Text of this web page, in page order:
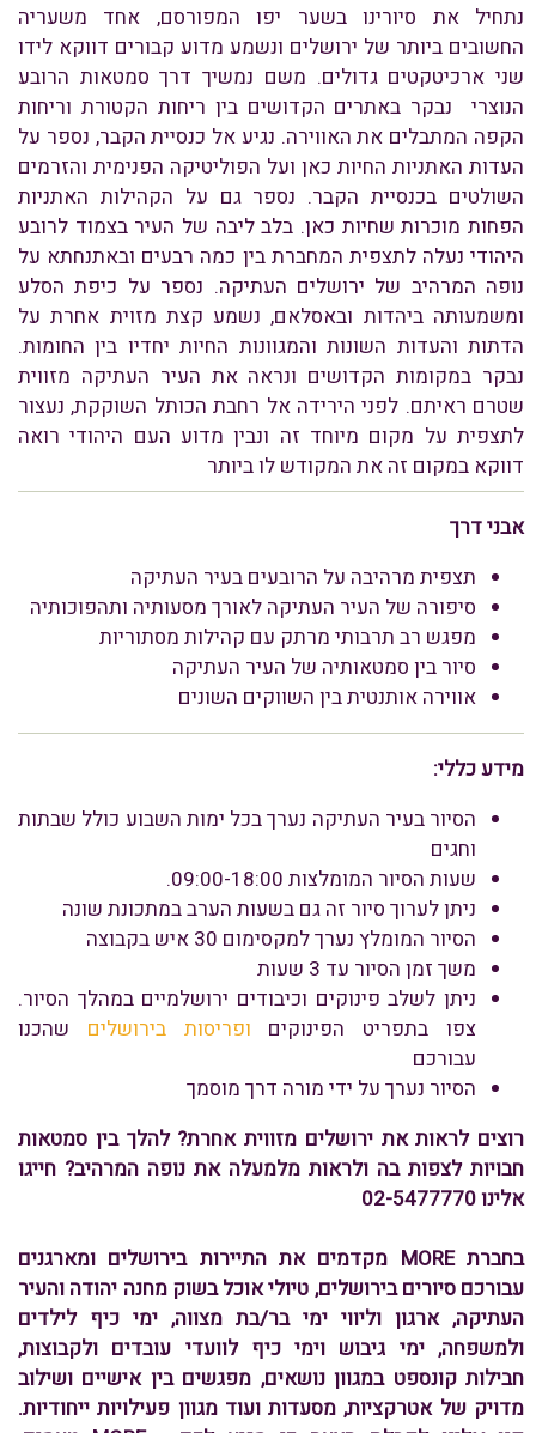
נתחיל את סיורינו בשער יפו המפורסם, אחד משעריה
החשובים ביותר של ירושלים ונשמע מדוע קבורים דווקא לידו
שני ארכיטקטים גדולים. משם נמשיך דרך סמטאות הרובע
הנוצרי נבקר באתרים הקדושים בין ריחות הקטורת וריחות
הקפה המתבלים את האווירה. נגיע אל כנסיית הקבר, נספר על
העדות האתניות החיות כאן ועל הפוליטיקה הפנימית והזרמים
השולטים בכנסיית הקבר. נספר גם על הקהילות האתניות
הפחות מוכרות שחיות כאן. בלב ליבה של העיר בצמוד לרובע
היהודי נעלה לתצפית המחברת בין כמה רבעים ובאתנחתא על
נופה המרהיב של ירושלים העתיקה. נספר על כיפת הסלע
ומשמעותה ביהדות ובאסלאם, נשמע קצת מזוית אחרת על
הדתות והעדות השונות והמגוונות החיות יחדיו בין החומות.
נבקר במקומות הקדושים ונראה את העיר העתיקה מזווית
שטרם ראיתם. לפני הירידה אל רחבת הכותל השוקקת, נעצור
לתצפית על מקום מיוחד זה ונבין מדוע העם היהודי רואה
דווקא במקום זה את המקודש לו ביותר
אבני דרך
תצפית מרהיבה על הרובעים בעיר העתיקה
סיפורה של העיר העתיקה לאורך מסעותיה ותהפוכותיה
מפגש רב תרבותי מרתק עם קהילות מסתוריות
סיור בין סמטאותיה של העיר העתיקה
אווירה אותנטית בין השווקים השונים
מידע כללי:
הסיור בעיר העתיקה נערך בכל ימות השבוע כולל שבתות
וחגים
שעות הסיור המומלצות 09:00-18:00.
ניתן לערוך סיור זה גם בשעות הערב במתכונת שונה
הסיור המומלץ נערך למקסימום 30 איש בקבוצה
משך זמן הסיור עד 3 שעות
ניתן לשלב פינוקים וכיבודים ירושלמיים במהלך הסיור.
צפו בתפריט הפינוקים ופריסות בירושלים שהכנו
עבורכם
הסיור נערך על ידי מורה דרך מוסמך
רוצים לראות את ירושלים מזווית אחרת? להלך בין סמטאות
חבויות לצפות בה ולראות מלמעלה את נופה המרהיב? חייגו
אלינו 02-5477770
בחברת MORE מקדמים את התיירות בירושלים ומארגנים
עבורכם סיורים בירושלים, טיולי אוכל בשוק מחנה יהודה והעיר
העתיקה, ארגון וליווי ימי בר/בת מצווה, ימי כיף לילדים
ולמשפחה, ימי גיבוש וימי כיף לוועדי עובדים ולקבוצות,
חבילות קונספט במגוון נושאים, מפגשים בין אישיים ושילוב
מדויק של אטרקציות, מסעדות ועוד מגוון פעילויות ייחודיות.